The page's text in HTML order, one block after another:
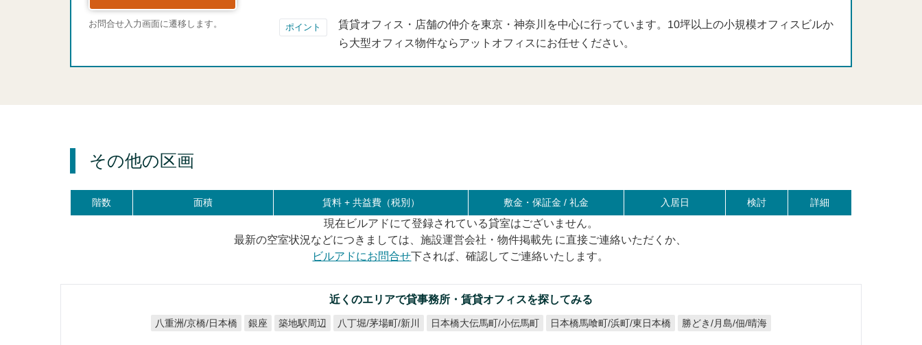
お問合せ入力画面に遷移します。 ポイント 賃貸オフィス・店舗の仲介を東京・神奈川を中心に行っています。10坪以上の小規模オフィスビルか
ら大型オフィス物件ならアットオフィスにお任せください。
その他の区画
階数 面積 賃料 +共益費（税別） 敷金・保証金 / 礼金 入居日 検討 詳細
現在ビルアドにて登録されている貸室はございません。
最新の空室状況などにつきましては、施設運営会社・物件掲載先 に直接ご連絡いただくか、
ビルアドにお問合せ下されば、確認してご連絡いたします。
近くのエリアで貸事務所・賃貸オフィスを探してみる
八重洲/京橋/日本橋 銀座 築地駅周辺 八丁堀/茅場町/新川 日本橋大伝馬町/小伝馬町 日本橋馬喰町/浜町/東日本橋 勝どき/月島/佃/晴海